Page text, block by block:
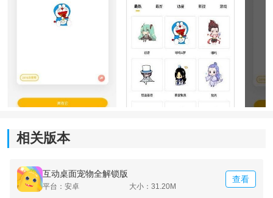
1.每个角色都有其独特的动作，更多的彩蛋正在等待您发
2.无聊的手机桌面？最好养一只宠物使手机桌面变得有
3.还在担心没有漂亮的壁纸
吗？很多免费的高质量壁纸供
相关版本
互动桌面宠物全解锁版
平台：安卓 大小：31.20M
查看